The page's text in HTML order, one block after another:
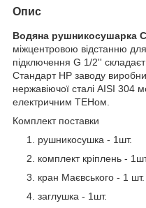
Опис
Водяна рушникосушарка
міжцентровою відстанню
підключення G 1/2''
Стандарт HP заводу
нержавіючої сталі АІSI 304
електричним ТЕНом.
Комплект поставки
рушникосушка - 1шт.
комплект кріплень -
кран Маєвського - 1 шт.
заглушка - 1шт.